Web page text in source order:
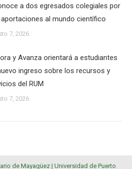
a dos egresados colegiales por
al mundo científico
7, 2026
y Avanza orientará a estudiantes
ingreso sobre los recursos y
del RUM
7, 2026
de Mayagüez | Universidad de Puerto